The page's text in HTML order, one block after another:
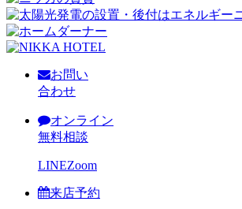
お問い
合わせ
オンライン
無料相談
LINEZoom
来店予約